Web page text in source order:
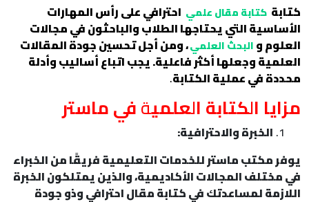
كتابة كتابة مقال علمي احترافي على رأس المهارات
الأساسية التي يحتاجها الطلاب والباحثون في مجالات
العلوم والبحث العلمي، ومن أجل تحسين جودة المقالات
العلمية وجعلها أكثر فاعلية. يجب اتباع أساليب وأدلة
محددة في عملية الكتابة.
مزايا الكتابة العلميةفي ماستر
الخبرة والاحترافية:
يوفر مكتب ماستر للخدمات التعليمية فريقًا من الخبراء
في مختلف المجالات الأكاديمية، والذين يمتلكون الخبرة
اللازمة لمساعدتك في كتابة مقال احترافي وذو جودة